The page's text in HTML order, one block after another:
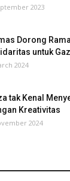
2023
Dorong
untuk
2024
tak Kenal
Kreativitas
2024